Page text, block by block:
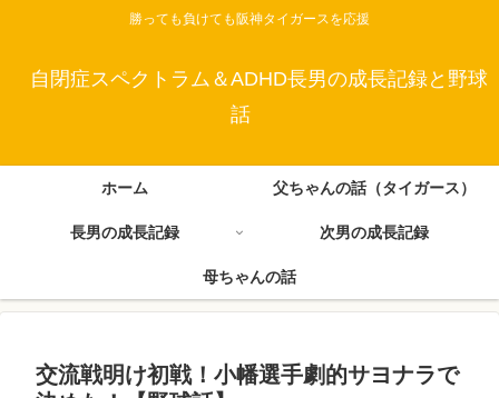
勝っても負けても阪神タイガースを応援
自閉症スペクトラム＆ADHD長男の成長記録と野球
話
ホーム 父ちゃんの話（タイガース）
長男の成長記録 次男の成長記録
母ちゃんの話
交流戦明け初戦！小幡選手劇的サヨナラで